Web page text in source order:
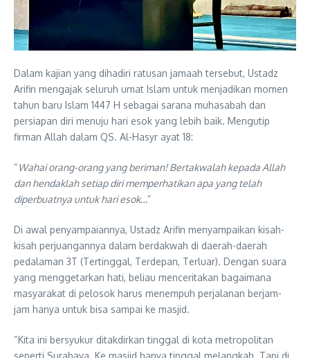
Dalam kajian yang dihadiri ratusan jamaah tersebut, Ustadz
Arifin mengajak seluruh umat Islam untuk menjadikan momen
tahun baru Islam 1447 H sebagai sarana muhasabah dan
persiapan diri menuju hari esok yang lebih baik. Mengutip
firman Allah dalam QS. Al-Hasyr ayat 18:
“Wahai orang-orang yang beriman! Bertakwalah kepada Allah
dan hendaklah setiap diri memperhatikan apa yang telah
diperbuatnya untuk hari esok…”
Di awal penyampaiannya, Ustadz Arifin menyampaikan kisah-
kisah perjuangannya dalam berdakwah di daerah-daerah
pedalaman 3T (Tertinggal, Terdepan, Terluar). Dengan suara
yang menggetarkan hati, beliau menceritakan bagaimana
masyarakat di pelosok harus menempuh perjalanan berjam-
jam hanya untuk bisa sampai ke masjid.
“Kita ini bersyukur ditakdirkan tinggal di kota metropolitan
seperti Surabaya. Ke masjid hanya tinggal melangkah. Tapi di